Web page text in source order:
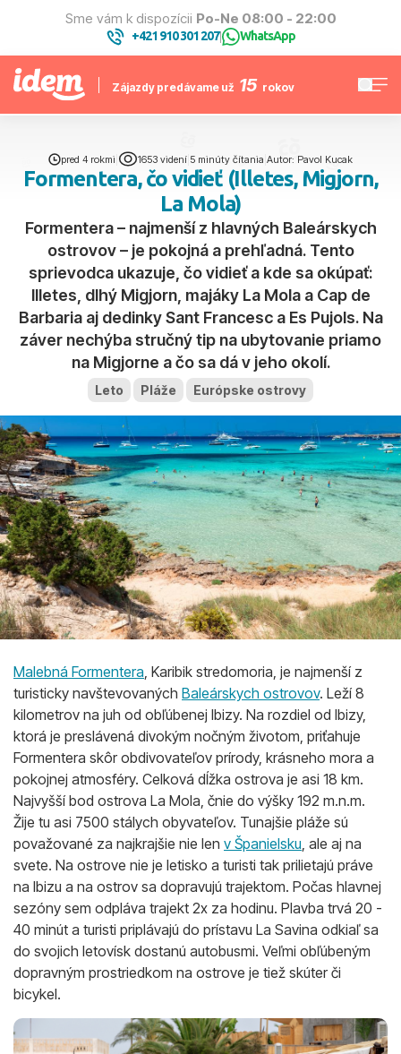
Sme vám k dispozícii Po-Ne 08:00 - 22:00
+421 910 301 207| WhatsApp
Zájazdy predávame už 15 rokov
pred 4 rokmi 1653 videní 5 minúty čítania Autor: Pavol Kucak
Formentera, čo vidieť (Illetes, Migjorn,
La Mola)
Formentera – najmenší z hlavných Baleárskych
ostrovov – je pokojná a prehľadná. Tento
sprievodca ukazuje, čo vidieť a kde sa okúpať:
Illetes, dlhý Migjorn, majáky La Mola a Cap de
Barbaria aj dedinky Sant Francesc a Es Pujols. Na
záver nechýba stručný tip na ubytovanie priamo
na Migjorne a čo sa dá v jeho okolí.
Leto Pláže Európske ostrovy
Malebná Formentera, Karibik stredomoria, je najmenší z
turisticky navštevovaných Baleárskych ostrovov. Leží 8
kilometrov na juh od obľúbenej Ibizy. Na rozdiel od Ibizy,
ktorá je preslávená divokým nočným životom, priťahuje
Formentera skôr obdivovateľov prírody, krásneho mora a
pokojnej atmosféry. Celková dĺžka ostrova je asi 18 km.
Najvyšší bod ostrova La Mola, čnie do výšky 192 m.n.m.
Žije tu asi 7500 stálych obyvateľov. Tunajšie pláže sú
považované za najkrajšie nie len v Španielsku, ale aj na
svete. Na ostrove nie je letisko a turisti tak prilietajú práve
na Ibizu a na ostrov sa dopravujú trajektom. Počas hlavnej
sezóny sem odpláva trajekt 2x za hodinu. Plavba trvá 20 -
40 minút a turisti priplávajú do prístavu La Savina odkiaľ sa
do svojich letovísk dostanú autobusmi. Veľmi obľúbeným
dopravným prostriedkom na ostrove je tiež skúter či
bicykel.